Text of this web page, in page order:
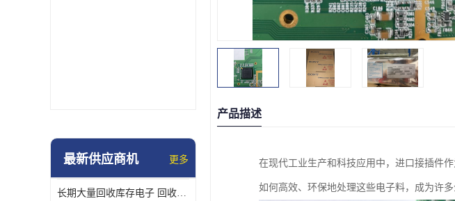
最新供应商机 更多
长期大量回收库存电子 回收电子料 回收电子元器件专业公司
产品描述
在现代工业生产和科技应用中，进口接插件
如何高效、环保地处理这些电子料，成为许多